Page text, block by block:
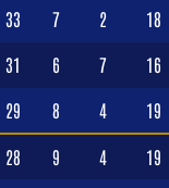
33 7 2 18
31 6 7 16
29 8 4 19
28 9 4 19